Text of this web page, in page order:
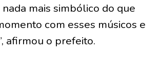
nada mais simbólico do que
com esses músicos e
afirmou o prefeito.